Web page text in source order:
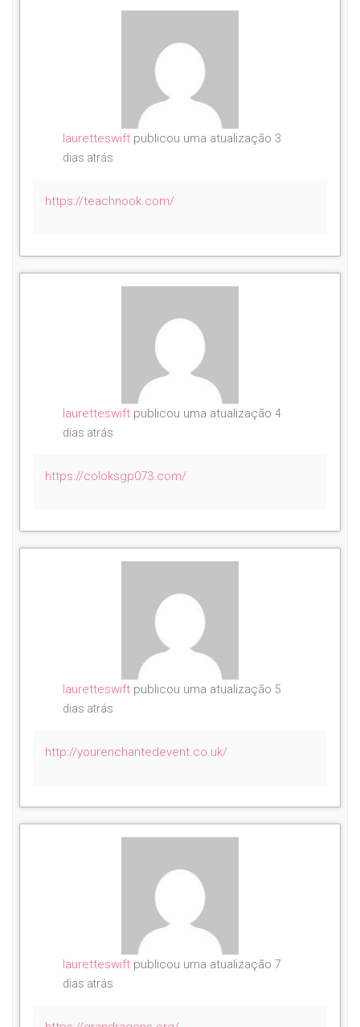
lauretteswiftpublicou uma atualização 3
dias atrás
https://teachnook.com/
lauretteswiftpublicou uma atualização 4
dias atrás
https://coloksgp073.com/
lauretteswiftpublicou uma atualização 5
dias atrás
http://yourenchantedevent.co.uk/
lauretteswiftpublicou uma atualização 7
dias atrás